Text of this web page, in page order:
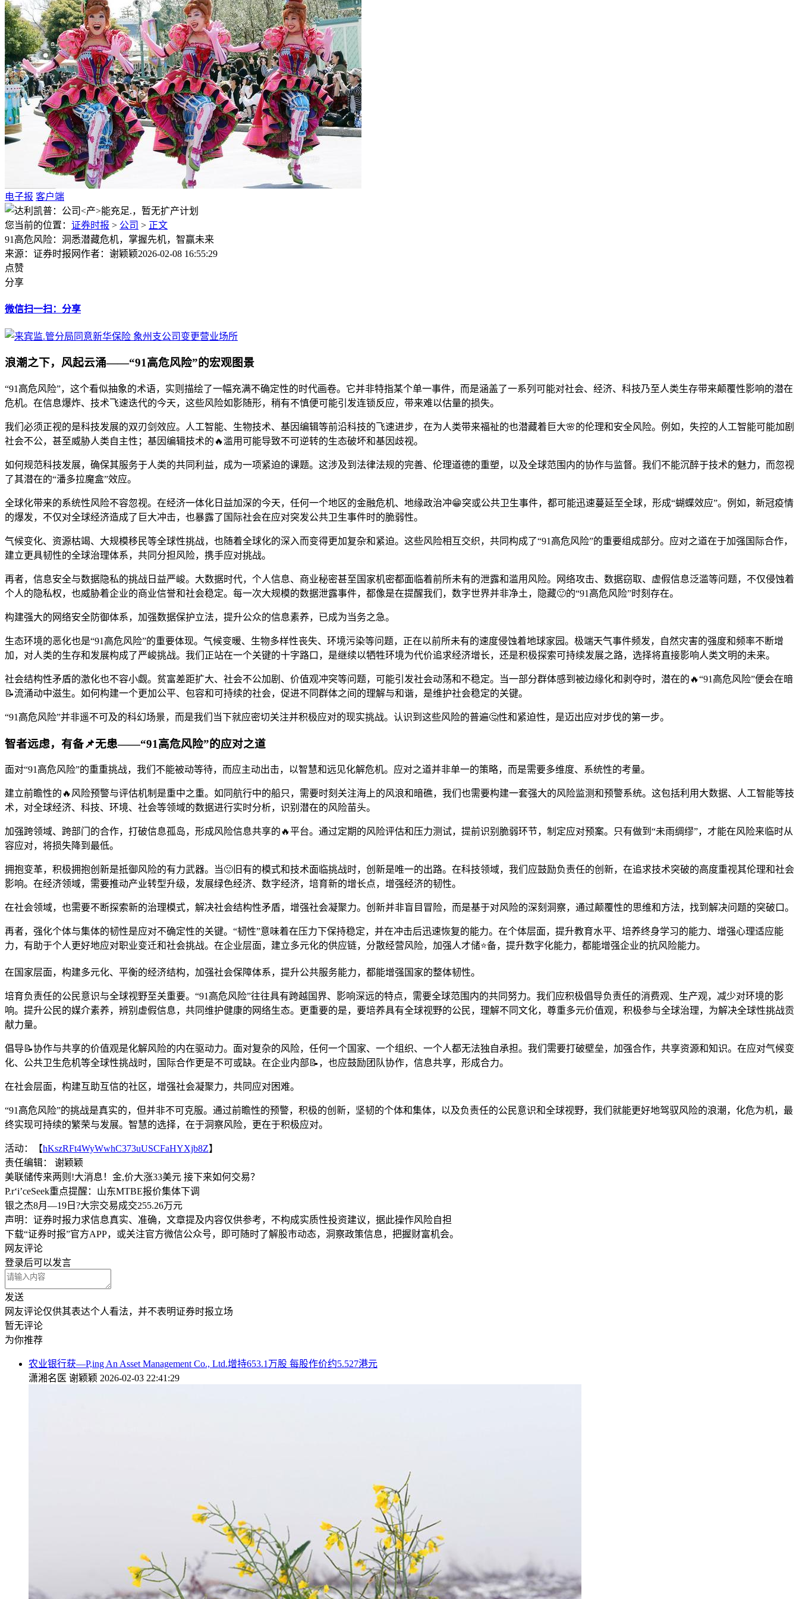
电子报 客户端
您当前的位置： 证券时报 > 公司 > 正文
91高危风险：洞悉潜藏危机，掌握先机，智赢未来
来源：证券时报网作者：谢颖颖2026-02-08 16:55:29
点赞
分享
微信扫一扫：分享
浪潮之下，风起云涌——“91高危风险”的宏观图景
“91高危风险”，这个看似抽象的术语，实则描绘了一幅充满不确定性的时代画卷。它并非特指某个单一事件，而是涵盖了一系列可能对社会、经济、科技乃至人类生存带来颠覆性影响的潜在
危机。在信息爆炸、技术飞速迭代的今天，这些风险如影随形，稍有不慎便可能引发连锁反应，带来难以估量的损失。
我们必须正视的是科技发展的双刃剑效应。人工智能、生物技术、基因编辑等前沿科技的飞速进步，在为人类带来福祉的也潜藏着巨大🌸的伦理和安全风险。例如，失控的人工智能可能加剧
社会不公，甚至威胁人类自主性；基因编辑技术的🔥滥用可能导致不可逆转的生态破坏和基因歧视。
如何规范科技发展，确保其服务于人类的共同利益，成为一项紧迫的课题。这涉及到法律法规的完善、伦理道德的重塑，以及全球范围内的协作与监督。我们不能沉醉于技术的魅力，而忽视
了其潜在的“潘多拉魔盒”效应。
全球化带来的系统性风险不容忽视。在经济一体化日益加深的今天，任何一个地区的金融危机、地缘政治冲😁突或公共卫生事件，都可能迅速蔓延至全球，形成“蝴蝶效应”。例如，新冠疫情
的爆发，不仅对全球经济造成了巨大冲击，也暴露了国际社会在应对突发公共卫生事件时的脆弱性。
气候变化、资源枯竭、大规模移民等全球性挑战，也随着全球化的深入而变得更加复杂和紧迫。这些风险相互交织，共同构成了“91高危风险”的重要组成部分。应对之道在于加强国际合作，
建立更具韧性的全球治理体系，共同分担风险，携手应对挑战。
再者，信息安全与数据隐私的挑战日益严峻。大数据时代，个人信息、商业秘密甚至国家机密都面临着前所未有的泄露和滥用风险。网络攻击、数据窃取、虚假信息泛滥等问题，不仅侵蚀着
个人的隐私权，也威胁着企业的商业信誉和社会稳定。每一次大规模的数据泄露事件，都像是在提醒我们，数字世界并非净土，隐藏🙂的“91高危风险”时刻存在。
构建强大的网络安全防御体系，加强数据保护立法，提升公众的信息素养，已成为当务之急。
生态环境的恶化也是“91高危风险”的重要体现。气候变暖、生物多样性丧失、环境污染等问题，正在以前所未有的速度侵蚀着地球家园。极端天气事件频发，自然灾害的强度和频率不断增
加，对人类的生存和发展构成了严峻挑战。我们正站在一个关键的十字路口，是继续以牺牲环境为代价追求经济增长，还是积极探索可持续发展之路，选择将直接影响人类文明的未来。
社会结构性矛盾的激化也不容小觑。贫富差距扩大、社会不公加剧、价值观冲突等问题，可能引发社会动荡和不稳定。当一部分群体感到被边缘化和剥夺时，潜在的🔥“91高危风险”便会在暗
📝流涌动中滋生。如何构建一个更加公平、包容和可持续的社会，促进不同群体之间的理解与和谐，是维护社会稳定的关键。
“91高危风险”并非遥不可及的科幻场景，而是我们当下就应密切关注并积极应对的现实挑战。认识到这些风险的普遍🤔性和紧迫性，是迈出应对步伐的第一步。
智者远虑，有备📌无患——“91高危风险”的应对之道
面对“91高危风险”的重重挑战，我们不能被动等待，而应主动出击，以智慧和远见化解危机。应对之道并非单一的策略，而是需要多维度、系统性的考量。
建立前瞻性的🔥风险预警与评估机制是重中之重。如同航行中的船只，需要时刻关注海上的风浪和暗礁，我们也需要构建一套强大的风险监测和预警系统。这包括利用大数据、人工智能等技
术，对全球经济、科技、环境、社会等领域的数据进行实时分析，识别潜在的风险苗头。
加强跨领域、跨部门的合作，打破信息孤岛，形成风险信息共享的🔥平台。通过定期的风险评估和压力测试，提前识别脆弱环节，制定应对预案。只有做到“未雨绸缪”，才能在风险来临时从
容应对，将损失降到最低。
拥抱变革，积极拥抱创新是抵御风险的有力武器。当🙂旧有的模式和技术面临挑战时，创新是唯一的出路。在科技领域，我们应鼓励负责任的创新，在追求技术突破的高度重视其伦理和社会
影响。在经济领域，需要推动产业转型升级，发展绿色经济、数字经济，培育新的增长点，增强经济的韧性。
在社会领域，也需要不断探索新的治理模式，解决社会结构性矛盾，增强社会凝聚力。创新并非盲目冒险，而是基于对风险的深刻洞察，通过颠覆性的思维和方法，找到解决问题的突破口。
再者，强化个体与集体的韧性是应对不确定性的关键。“韧性”意味着在压力下保持稳定，并在冲击后迅速恢复的能力。在个体层面，提升教育水平、培养终身学习的能力、增强心理适应能
力，有助于个人更好地应对职业变迁和社会挑战。在企业层面，建立多元化的供应链，分散经营风险，加强人才储⭐备，提升数字化能力，都能增强企业的抗风险能力。
在国家层面，构建多元化、平衡的经济结构，加强社会保障体系，提升公共服务能力，都能增强国家的整体韧性。
培育负责任的公民意识与全球视野至关重要。“91高危风险”往往具有跨越国界、影响深远的特点，需要全球范围内的共同努力。我们应积极倡导负责任的消费观、生产观，减少对环境的影
响。提升公民的媒介素养，辨别虚假信息，共同维护健康的网络生态。更重要的是，要培养具有全球视野的公民，理解不同文化，尊重多元价值观，积极参与全球治理，为解决全球性挑战贡
献力量。
倡导📝协作与共享的价值观是化解风险的内在驱动力。面对复杂的风险，任何一个国家、一个组织、一个人都无法独自承担。我们需要打破壁垒，加强合作，共享资源和知识。在应对气候变
化、公共卫生危机等全球性挑战时，国际合作更是不可或缺。在企业内部📝，也应鼓励团队协作，信息共享，形成合力。
在社会层面，构建互助互信的社区，增强社会凝聚力，共同应对困难。
“91高危风险”的挑战是真实的，但并非不可克服。通过前瞻性的预警，积极的创新，坚韧的个体和集体，以及负责任的公民意识和全球视野，我们就能更好地驾驭风险的浪潮，化危为机，最
终实现可持续的繁荣与发展。智慧的选择，在于洞察风险，更在于积极应对。
活动：【hKszRFt4WyWwhC373uUSCFaHYXjb8Z】
责任编辑： 谢颖颖
美联储传来两则!大消息！金,价大涨33美元 接下来如何交易？
P.r‘i’ceSeek重点提醒：山东MTBE报价集体下调
银之杰8月—19日?大宗交易成交255.26万元
声明：证券时报力求信息真实、准确，文章提及内容仅供参考，不构成实质性投资建议，据此操作风险自担
下载“证券时报”官方APP，或关注官方微信公众号，即可随时了解股市动态，洞察政策信息，把握财富机会。
网友评论
登录后可以发言
发送
网友评论仅供其表达个人看法，并不表明证券时报立场
暂无评论
为你推荐
农业银行获—P,ing An Asset Management Co., Ltd.增持653.1万股 每股作价约5.527港元
潇湘名医 谢颖颖 2026-02-03 22:41:29